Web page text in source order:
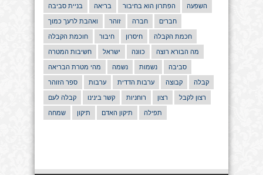
בניית סביבה בריאה הפתרון הוא בחיבור השפעה
ואהבת לרעך כמוך זוהר חברה חברים
חוכמת הקבלה חיבור חיסרון חכמת הקבלה
חשיבות המטרה ישראל כוונה מה הבורא רוצה
מהי מטרת הבריאה נשמה נשמות סביבה
ספר הזוהר ערבות ערבות הדדית קבוצה קבלה
קבלה לעם קשר בינינו רוחניות רצון רצון לקבל
שמחה תיקון תיקון האדם תפילה